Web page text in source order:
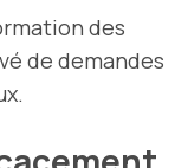
des
de demandes